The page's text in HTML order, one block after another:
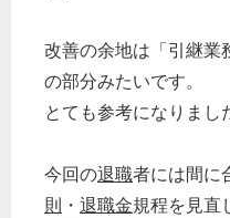
改善の余地は「引継業
の部分みたいです。
とても参考になりまし
今回の退職者には間に
則 ・ 退職金規程を見直
どのカテゴリ
選択してくだ
労務管理
税務経理